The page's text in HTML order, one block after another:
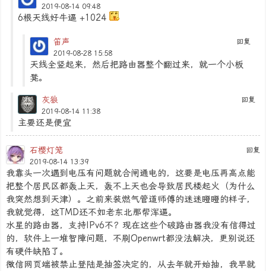
2019-08-14 09:48
6根天线好牛逼 +1024
回复
笛声
2019-08-28 15:58
天线全竖起来，然后把路由器整个翻过来，就一个小板
凳。
回复
灰狼
2019-08-14 11:38
主要还是便宜
回复
石樱灯笼
2019-08-14 13:39
我靠头一次遇到电压有问题就合闸通电的，这要是电压再高点能
把整个居民区都轰上天，轰不上天也会导致居民楼起火（为什么
我突然想到天津）。之前来装燃气管道师傅的迷迷瞪瞪的样子，
我就觉得，这TMD还不如老东北那帮浑逼。
水星的路由器，支持IPv6不？现在这些个破路由器我没有信得过
的，软件上一堆智障问题，不刷Openwrt都没法解决，更别说还
有硬件缺陷了。
微信网页端被禁止登陆是抽签决定的，从去年就开始抽，我早就